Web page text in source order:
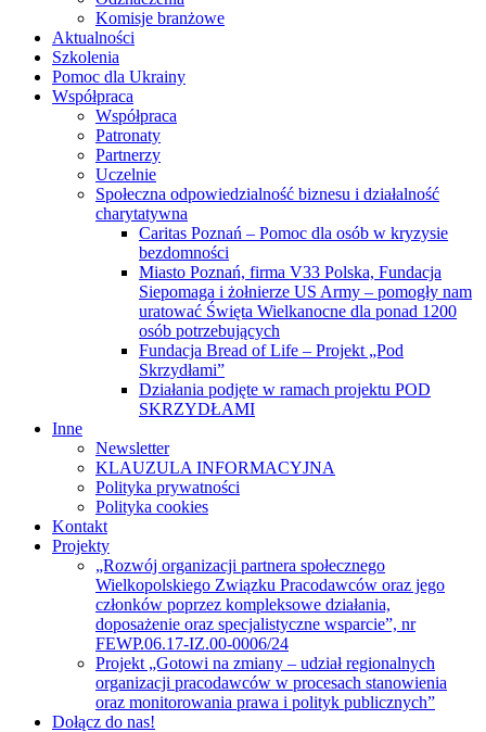
Komisje branżowe
Aktualności
Szkolenia
Pomoc dla Ukrainy
Współpraca
Współpraca
Patronaty
Partnerzy
Uczelnie
Społeczna odpowiedzialność biznesu i działalność
charytatywna
Caritas Poznań – Pomoc dla osób w kryzysie
bezdomności
Miasto Poznań, firma V33 Polska, Fundacja
Siepomaga i żołnierze US Army – pomogły nam
uratować Święta Wielkanocne dla ponad 1200
osób potrzebujących
Fundacja Bread of Life – Projekt „Pod
Skrzydłami”
Działania podjęte w ramach projektu POD
SKRZYDŁAMI
Inne
Newsletter
KLAUZULA INFORMACYJNA
Polityka prywatności
Polityka cookies
Kontakt
Projekty
„Rozwój organizacji partnera społecznego
Wielkopolskiego Związku Pracodawców oraz jego
członków poprzez kompleksowe działania,
doposażenie oraz specjalistyczne wsparcie”, nr
FEWP.06.17-IZ.00-0006/24
Projekt „Gotowi na zmiany – udział regionalnych
organizacji pracodawców w procesach stanowienia
oraz monitorowania prawa i polityk publicznych”
Dołącz do nas!